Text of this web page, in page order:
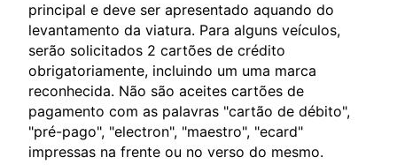
principal e deve ser apresentado aquando do
levantamento da viatura. Para alguns veículos,
serão solicitados 2 cartões de crédito
obrigatoriamente, incluindo um uma marca
reconhecida. Não são aceites cartões de
pagamento com as palavras "cartão de débito",
"pré-pago", "electron", "maestro", "ecard"
impressas na frente ou no verso do mesmo.